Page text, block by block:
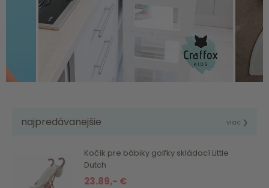
najpredávanejšie viac ❯
Kočík pre bábiky golfky skládací Little
Dutch
23.89,- €